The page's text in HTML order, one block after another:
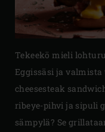
Tekeekö mieli
Eggissäsi ja
cheesesteak
ribeye-pihvi ja sipuli
sämpylä? Se